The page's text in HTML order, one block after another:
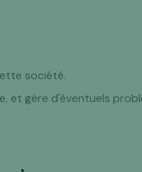
société.
et gère d'éventuels